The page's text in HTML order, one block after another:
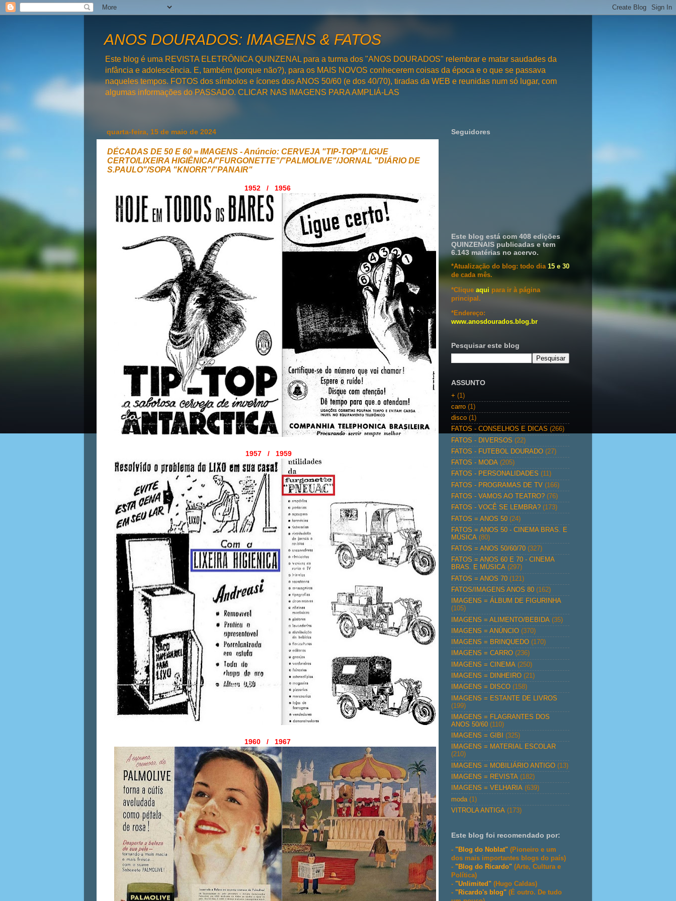
ANOS DOURADOS: IMAGENS & FATOS
Este blog é uma REVISTA ELETRÔNICA QUINZENAL para a turma dos "ANOS DOURADOS" relembrar e matar saudades da
infância e adolescência. E, também (porque não?), para os MAIS NOVOS conhecerem coisas da época e o que se passava
naqueles tempos. FOTOS dos símbolos e ícones dos ANOS 50/60 (e dos 40/70), tiradas da WEB e reunidas num só lugar, com
algumas informações do PASSADO. CLICAR NAS IMAGENS PARA AMPLIÁ-LAS
quarta-feira, 15 de maio de 2024
DÉCADAS DE 50 E 60 = IMAGENS - Anúncio: CERVEJA "TIP-TOP"/LIGUE
CERTO/LIXEIRA HIGIÊNICA/"FURGONETTE"/"PALMOLIVE"/JORNAL "DIÁRIO DE
S.PAULO"/SOPA "KNORR"/"PANAIR"
1952 / 1956
1957 / 1959
1960 / 1967
Seguidores
Este blog está com 408 edições
QUINZENAIS publicadas e tem
6.143 matérias no acervo.
*Atualização do blog: todo dia 15 e 30
de cada mês.
*Clique aqui para ir à página
principal.
*Endereço:
www.anosdourados.blog.br
Pesquisar este blog
ASSUNTO
+ (1)
carro (1)
disco (1)
FATOS - CONSELHOS E DICAS (266)
FATOS - DIVERSOS (22)
FATOS - FUTEBOL DOURADO (27)
FATOS - MODA (205)
FATOS - PERSONALIDADES (11)
FATOS - PROGRAMAS DE TV (166)
FATOS - VAMOS AO TEATRO? (76)
FATOS - VOCÊ SE LEMBRA? (173)
FATOS = ANOS 50 (24)
FATOS = ANOS 50 - CINEMA BRAS. E
MÚSICA (80)
FATOS = ANOS 50/60/70 (327)
FATOS = ANOS 60 E 70 - CINEMA
BRAS. E MÚSICA (297)
FATOS = ANOS 70 (121)
FATOS/IMAGENS ANOS 80 (162)
IMAGENS = ÁLBUM DE FIGURINHA
(105)
IMAGENS = ALIMENTO/BEBIDA (35)
IMAGENS = ANÚNCIO (370)
IMAGENS = BRINQUEDO (170)
IMAGENS = CARRO (236)
IMAGENS = CINEMA (250)
IMAGENS = DINHEIRO (21)
IMAGENS = DISCO (158)
IMAGENS = ESTANTE DE LIVROS
(199)
IMAGENS = FLAGRANTES DOS
ANOS 50/60 (110)
IMAGENS = GIBI
(325)
IMAGENS = MATERIAL ESCOLAR
(210)
IMAGENS = MOBILIÁRIO ANTIGO (13)
IMAGENS = REVISTA (182)
IMAGENS = VELHARIA (639)
moda (1)
VITROLA ANTIGA (173)
Este blog foi recomendado por:
- "Blog do Noblat" (Pioneiro e um
dos mais importantes blogs do país)
- "Blog do Ricardo" (Arte, Cultura e
Política)
- "Unlimited" (Hugo Caldas)
- "Ricardo's blog" (É outro. De tudo